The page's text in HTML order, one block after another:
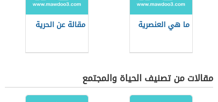
ما هي العنصرية مقالة عن الحرية
مقالات من تصنيف الحياة والمجتمع